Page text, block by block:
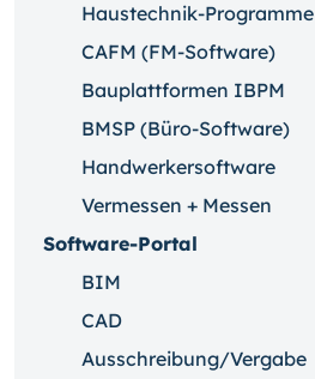
Haustechnik-Programme
CAFM (FM-Software)
Bauplattformen IBPM
BMSP (Büro-Software)
Handwerkersoftware
Vermessen + Messen
Software-Portal
BIM
CAD
Ausschreibung/Vergabe